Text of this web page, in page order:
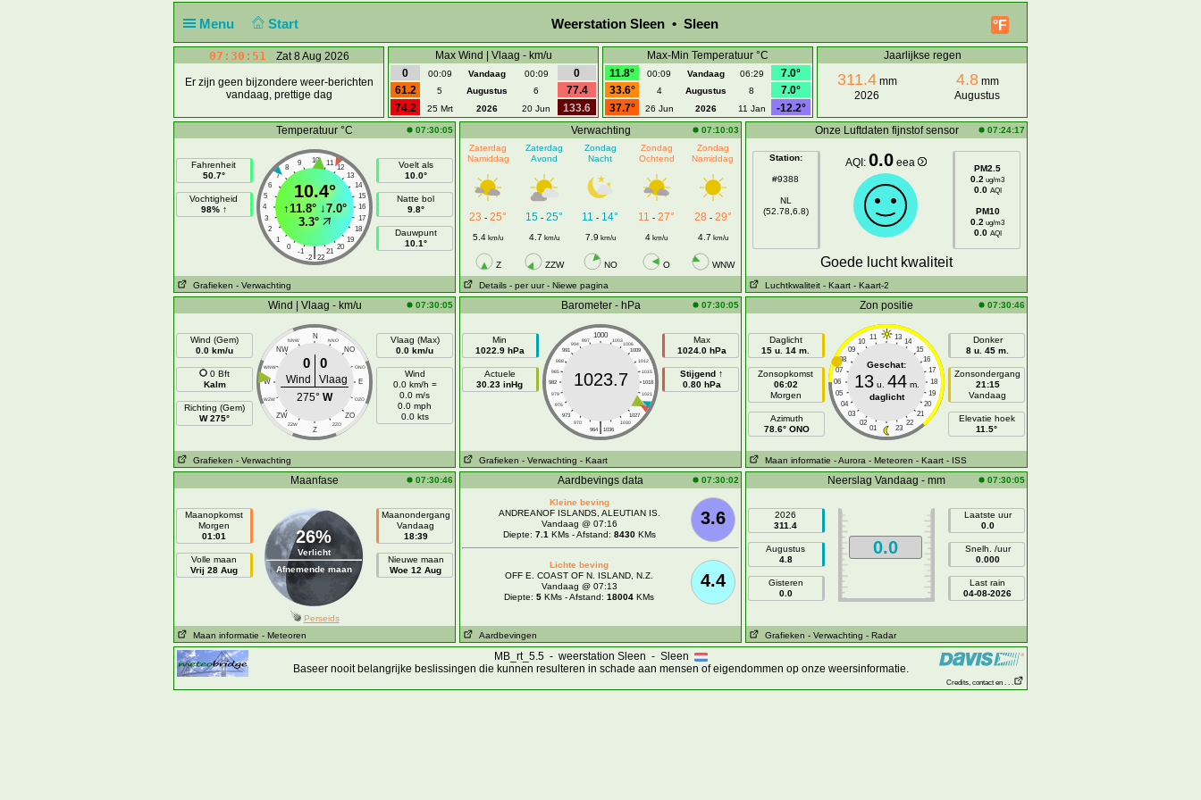
Menu Start °F
Weerstation Sleen • Sleen
07:30:51 Zat 8 Aug 2026
Er zijn geen bijzondere weer-berichten
vandaag, prettige dag
Max Wind | Vlaag - km/u
0
00:09 Vandaag 00:09
0
61.2
5 Augustus 6
77.4
74.2
25 Mrt 2026 20 Jun 133.6
Max-Min Temperatuur °C
11.8°
00:09 Vandaag 06:29
7.0°
33.6°
4 Augustus 8
7.0°
37.7°
26 Jun 2026 11 Jan -12.2°
Jaarlijkse regen
311.4mm
2026
4.8mm
Augustus
Temperatuur °C 07:30:05
Fahrenheit
50.7°
Vochtigheid
98% ↑
10
9 11
8
12
7
13
6
14
5
15
4
16
3
17
2
18
1
19
0
20
-1 21
|
-2 22
10.4°
↑11.8°↓7.0°
3.3°
Voelt als
10.0°
Natte bol
9.8°
Dauwpunt
10.1°
Grafieken - Verwachting
Verwachting
07:10:03
Zaterdag
Namiddag
Zaterdag
Avond
Zondag
Nacht
Zondag
Ochtend
Zondag
Namiddag
23 - 25° 15- 25° 11 - 14° 11 - 27° 28 - 29°
5.4 km/u 4.7 km/u 7.9 km/u 4 km/u 4.7 km/u
Z ZZW NO O WNW
Details - per uur - Niewe pagina
Onze Luftdaten fijnstof sensor 07:24:17
Station:
#9388
NL
(52.78,6.8)
AQI: 0.0 eea
PM2.5
0.2 ug/m3
0.0 AQI
PM10
0.2 ug/m3
0.0 AQI
Goede lucht kwaliteit
Luchtkwaliteit - Kaart - Kaart-2
Wind | Vlaag - km/u 07:30:05
Wind (Gem)
0.0 km/u
0 Bft
Kalm
Richting (Gem)
W 275°
N
NNW NNO
NW NO
WNW ONO
W E
WZW OZO
ZW ZO
ZZW ZZO
Z
0 0
Wind
Vlaag
275° W
Vlaag (Max)
0.0 km/u
Wind
0.0 km/h =
0.0 m/s
0.0 mph
0.0 kts
Grafieken - Verwachting
Barometer - hPa 07:30:05
Min
1022.9 hPa
Actuele
30.23 inHg
1000
997 1003
994
1006
991
1009
988
1012
985
1015
982
1018
979
1021
976
1024
973
1027
970
1030
|
964 1036
1023.7
Max
1024.0 hPa
Stijgend ↑
0.80 hPa
Grafieken - Verwachting - Kaart
Zon positie 07:30:46
Daglicht
15 u. 14 m.
Zonsopkomst
06:02
Morgen
Azimuth
78.6° ONO
11 13
10
14
09
15
08
16
07
17
06
18
05
19
04
20
03
21
02
22
01 23
Geschat:
13u. 44m.
daglicht
Donker
8 u. 45 m.
Zonsondergang
21:15
Vandaag
Elevatie hoek
11.5°
Maan informatie - Aurora - Meteoren - Kaart - ISS
Maanfase 07:30:46
Maanopkomst
Morgen
01:01
Volle maan
Vrij 28 Aug
26%
Verlicht
Afnemende maan
Maanondergang
Vandaag
18:39
Nieuwe maan
Woe 12 Aug
Perseids
Maan informatie - Meteoren
Aardbevings data 07:30:02
3.6
Kleine beving
ANDREANOF ISLANDS, ALEUTIAN IS.
Vandaag @ 07:16
Diepte: 7.1 KMs - Afstand: 8430KMs
4.4
Lichte beving
OFF E. COAST OF N. ISLAND, N.Z.
Vandaag @ 07:13
Diepte: 5 KMs - Afstand: 18004 KMs
Aardbevingen
Neerslag Vandaag - mm 07:30:05
2026
311.4
Augustus
4.8
Gisteren
0.0
0.0
Laatste uur
0.0
Snelh. /uur
0.000
Last rain
04-08-2026
Grafieken - Verwachting - Radar
MB_rt_5.5 - weerstation Sleen - Sleen
Baseer nooit belangrijke beslissingen die kunnen resulteren in schade aan mensen of eigendommen op onze weersinformatie.
Credits, contact en . . .